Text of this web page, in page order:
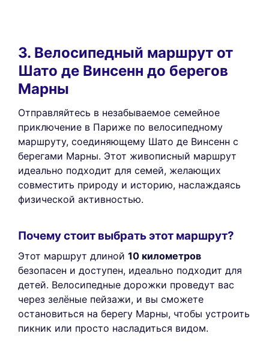
3. Велосипедный маршрут от
Шато де Винсенн до берегов
Марны
Отправляйтесь в незабываемое семейное
приключение в Париже по велосипедному
маршруту, соединяющему Шато де Винсенн с
берегами Марны. Этот живописный маршрут
идеально подходит для семей, желающих
совместить природу и историю, наслаждаясь
физической активностью.
Почему стоит выбрать этот маршрут?
Этот маршрут длиной 10 километров
безопасен и доступен, идеально подходит для
детей. Велосипедные дорожки проведут вас
через зелёные пейзажи, и вы сможете
остановиться на берегу Марны, чтобы устроить
пикник или просто насладиться видом.